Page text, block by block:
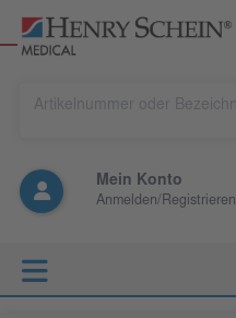
Mein Konto
Anmelden/Registrieren